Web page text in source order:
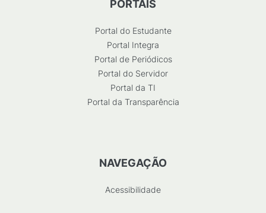
PORTAIS
Portal do Estudante
Portal Integra
Portal de Periódicos
Portal do Servidor
Portal da TI
Portal da Transparência
NAVEGAÇÃO
Acessibilidade